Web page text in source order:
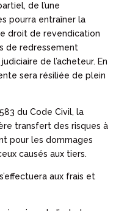
de l’une
pourra entraîner la
droit de revendication
de redressement
de l’acheteur. En
sera résiliée de plein
du Code Civil, la
transfert des risques à
pour les dommages
causés aux tiers.
aux frais et